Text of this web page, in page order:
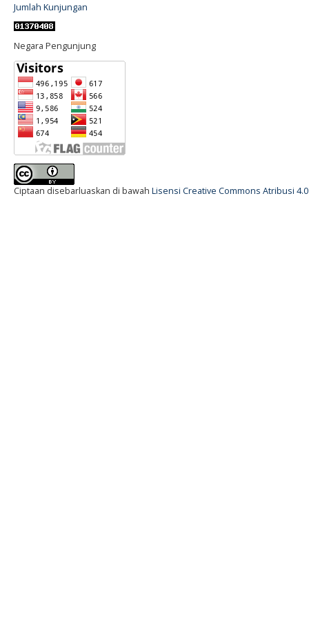
Jumlah Kunjungan
Negara Pengunjung
Ciptaan disebarluaskan di bawah Lisensi Creative Commons Atribusi